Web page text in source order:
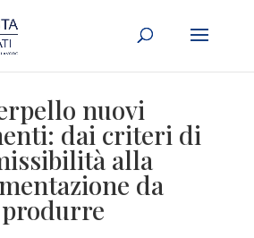
nuovi
dai criteri di
alla
da
produrre